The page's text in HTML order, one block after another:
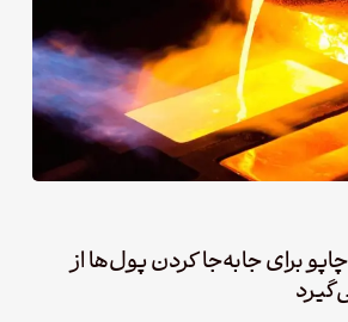
برای جابه‌جا کردن پول‌ها از